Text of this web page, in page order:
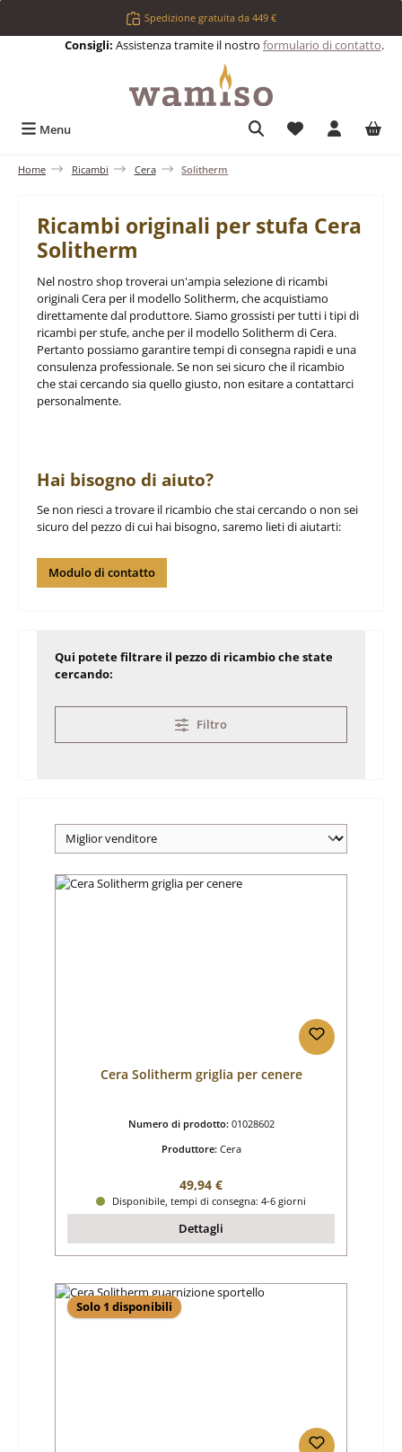
Passa al contenuto principaleSpedizione gratuita da 449 €
Consigli: Assistenza tramite il nostro formulario di contatto.
Menu Hai 0 articoli
Home Ricambi Cera Solitherm
Ricambi originali per stufa Cera
Solitherm
Nel nostro shop troverai un'ampia selezione di ricambi
originali Cera per il modello Solitherm, che acquistiamo
direttamente dal produttore. Siamo grossisti per tutti i tipi di
ricambi per stufe, anche per il modello Solitherm di Cera.
Pertanto possiamo garantire tempi di consegna rapidi e una
consulenza professionale. Se non sei sicuro che il ricambio
che stai cercando sia quello giusto, non esitare a contattarci
personalmente.
Hai bisogno di aiuto?
Se non riesci a trovare il ricambio che stai cercando o non sei
sicuro del pezzo di cui hai bisogno, saremo lieti di aiutarti:
Modulo di contatto
Qui potete filtrare il pezzo di ricambio che state
cercando:
Filtro
Cera Solitherm griglia per cenere
Numero di prodotto: 01028602
Produttore: Cera
Prezzo normale:
49,94 €
Disponibile, tempi di consegna: 4-6 giorni
Dettagli
Solo 1 disponibili